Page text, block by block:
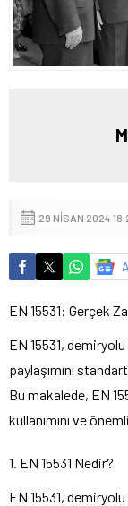
29 NISAN 2024
EN 15531: Gerçek
EN 15531,
paylaşımını
Bu makalede, EN
kullanımını ve
1. EN 15531 Nedir?
EN 15531,